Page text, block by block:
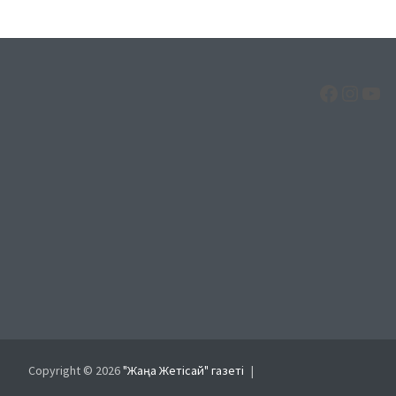
Copyright © 2026"Жаңа Жетісай" газеті